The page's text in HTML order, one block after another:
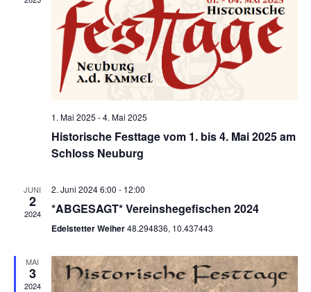
1. Mai 2025 -4. Mai 2025
Historische Festtage vom 1. bis 4. Mai 2025 am
Schloss Neuburg
JUNI
2
2024
2. Juni 2024 6:00 - 12:00
*ABGESAGT* Vereinshegefischen 2024
Edelstetter Weiher48.294836, 10.437443
MAI
3
2024